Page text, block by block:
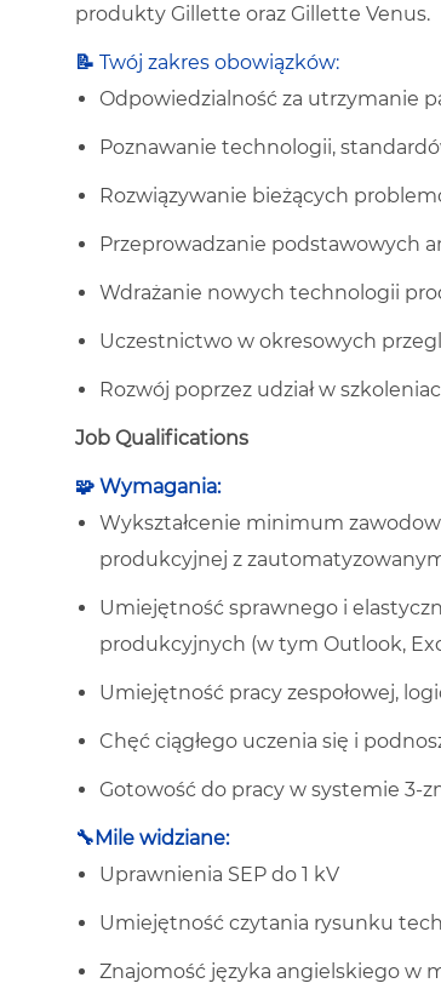
produkty Gillette oraz Gillette Venus.
📝 Twój zakres obowiązków:
Odpowiedzialność za utrzymanie
Poznawanie technologii,
Rozwiązywanie bieżących
Przeprowadzanie podstawowych
Wdrażanie nowych technologii
Uczestnictwo w okresowych
Rozwój poprzez udział w
Job Qualifications
🧩 Wymagania:
Wykształcenie minimum
produkcyjnej z
Umiejętność sprawnego i
produkcyjnych (w tym Outlook,
Umiejętność pracy zespołowej,
Chęć ciągłego uczenia się i
Gotowość do pracy w systemie
🔧Mile widziane:
Uprawnienia SEP do 1 kV
Umiejętność czytania rysunku
Znajomość języka angielskiego w